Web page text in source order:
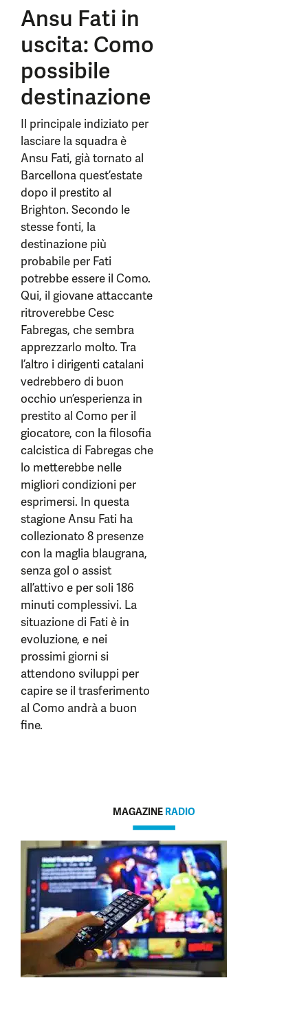
Ansu Fati in
uscita: Como
possibile
destinazione
Il principale indiziato per
lasciare la squadra è
Ansu Fati, già tornato al
Barcellona quest’estate
dopo il prestito al
Brighton. Secondo le
stesse fonti, la
destinazione più
probabile per Fati
potrebbe essere il Como.
Qui, il giovane attaccante
ritroverebbe Cesc
Fabregas, che sembra
apprezzarlo molto. Tra
l’altro i dirigenti catalani
vedrebbero di buon
occhio un’esperienza in
prestito al Como per il
giocatore, con la filosofia
calcistica di Fabregas che
lo metterebbe nelle
migliori condizioni per
esprimersi. In questa
stagione Ansu Fati ha
collezionato 8 presenze
con la maglia blaugrana,
senza gol o assist
all’attivo e per soli 186
minuti complessivi. La
situazione di Fati è in
evoluzione, e nei
prossimi giorni si
attendono sviluppi per
capire se il trasferimento
al Como andrà a buon
fine.
MAGAZINE RADIO